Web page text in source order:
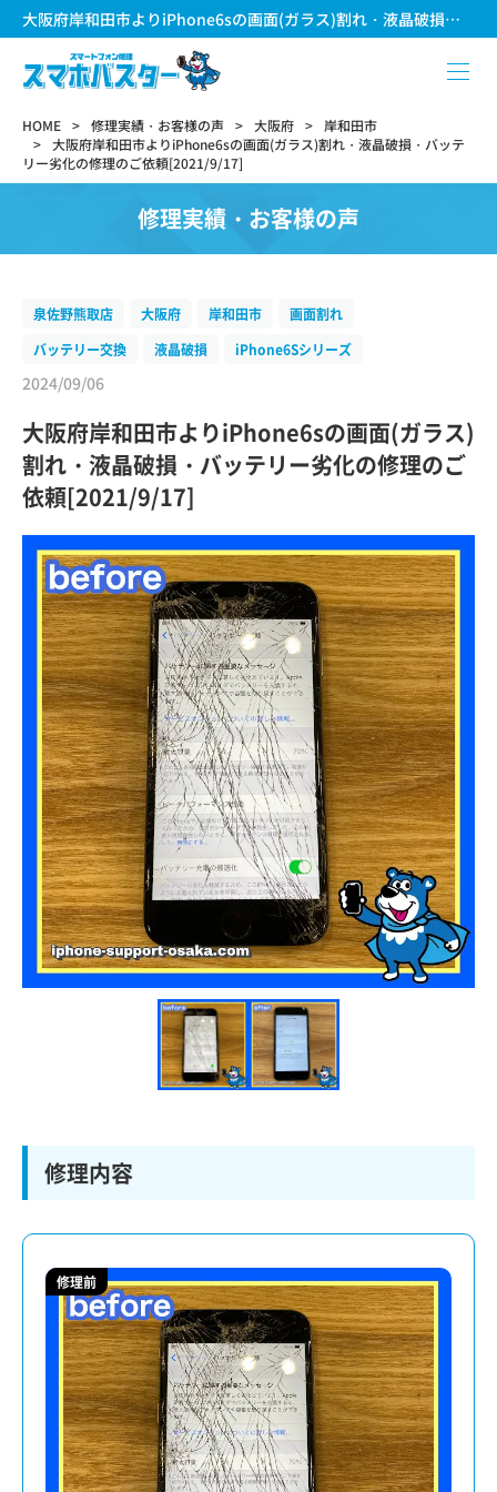
大阪府岸和田市よりiPhone6sの画面(ガラス)割れ・液晶破損・バッテリー劣化の修理のご依頼[2021/9/17]
HOME 修理実績・お客様の声 大阪府
岸和田市
大阪府岸和田市よりiPhone6sの画面(ガラス)割れ・液晶破損・バッテ
リー劣化の修理のご依頼[2021/9/17]
修理実績・お客様の声
泉佐野熊取店 大阪府 岸和田市
画面割れ
バッテリー交換
液晶破損 iPhone6Sシリーズ
2024/09/06
大阪府岸和田市よりiPhone6sの画面(ガラス)
割れ・液晶破損・バッテリー劣化の修理のご
依頼[2021/9/17]
修理内容
修理前